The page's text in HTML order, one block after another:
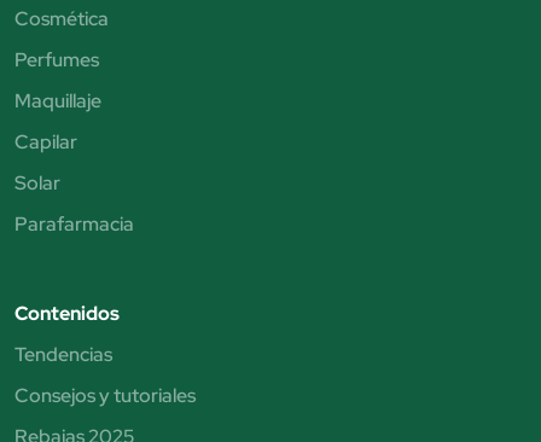
Cosmética
Perfumes
Maquillaje
Capilar
Solar
Parafarmacia
Contenidos
Tendencias
Consejos y tutoriales
Rebajas 2025